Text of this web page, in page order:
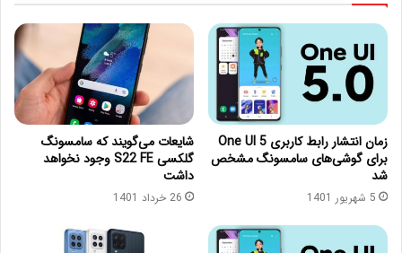
زمان انتشار رابط کاربری One UI 5
برای گوشی‌های سامسونگ مشخص
شد
5 شهریور 1401
شایعات می‌گویند که سامسونگ
گلکسی S22 FE وجود نخواهد
داشت
26 خرداد 1401